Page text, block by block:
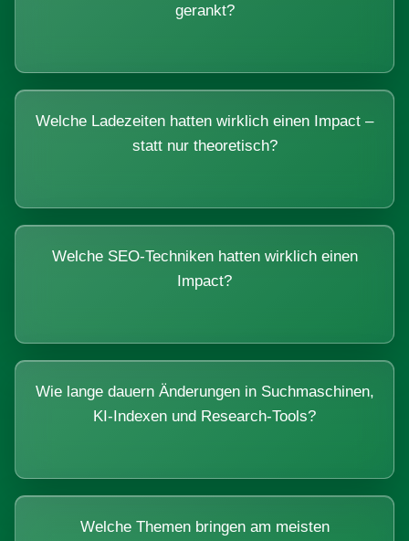
gerankt?
Welche Ladezeiten hatten wirklich einen Impact –
statt nur theoretisch?
Welche SEO-Techniken hatten wirklich einen
Impact?
Wie lange dauern Änderungen in Suchmaschinen,
KI-Indexen und Research-Tools?
Welche Themen bringen am meisten